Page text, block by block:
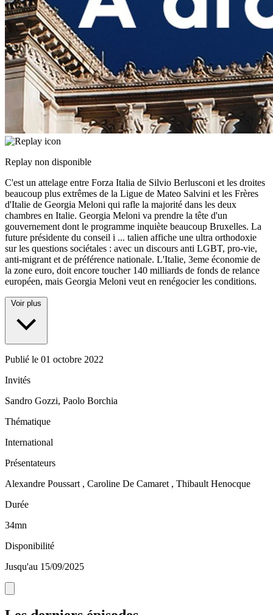
Replay non disponible
C'est un attelage entre Forza Italia de Silvio Berlusconi et les droites
beaucoup plus extrêmes de la Ligue de Mateo Salvini et les Frères
d'Italie de Georgia Meloni qui rafle la majorité dans les deux
chambres en Italie. Georgia Meloni va prendre la tête d'un
gouvernement dont le programme inquiète beaucoup Bruxelles. La
future présidente du conseil i ... talien affiche une ultra orthodoxie
sur les questions sociétales : avec un discours anti LGBT, pro-vie,
anti-migrant et de préférence nationale. L'Italie, 3eme économie de
la zone euro, doit encore toucher 140 milliards de fonds de relance
européen, mais Georgia Meloni veut en renégocier les conditions.
Voir plus
Publié le 01 octobre 2022
Invités
Sandro Gozzi, Paolo Borchia
Thématique
International
Présentateurs
Alexandre Poussart , Caroline De Camaret , Thibault Henocque
Durée
34mn
Disponibilité
Jusqu'au 15/09/2025